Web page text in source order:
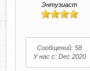
Энтузиаст
Сообщений: 58
У нас с: Dec 2020